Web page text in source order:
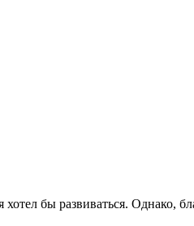
бы развиваться. Однако,